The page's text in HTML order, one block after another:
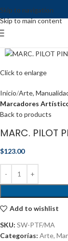
Skip to navigation
Skip to main content
Click to enlarge
Inicio Arte,
Marcadores
Back to products
MARC. PILOT
$123.00
Add to wishlist
SKU: SW-PTF/MA
Categorías: Arte,